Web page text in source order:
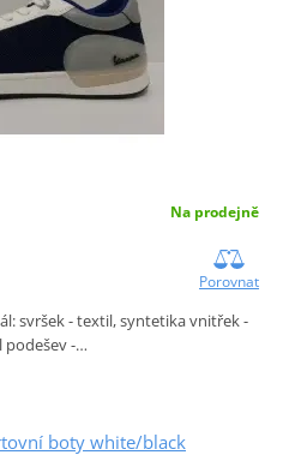
Na prodejně
Porovnat
svršek - textil, syntetika vnitřek -
podešev -…
boty white/black